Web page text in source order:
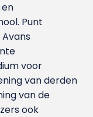
Punt
voor
van derden
van de
ook